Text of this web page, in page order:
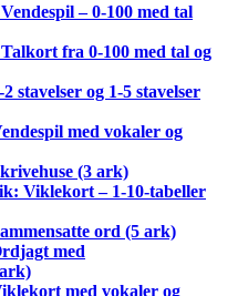
– 0-100 med tal
fra 0-100 med tal og
stavelser og 1-5 stavelser
med vokaler og
(3 ark)
Viklekort – 1-10-tabeller
ord (5 ark)
med
med vokaler og